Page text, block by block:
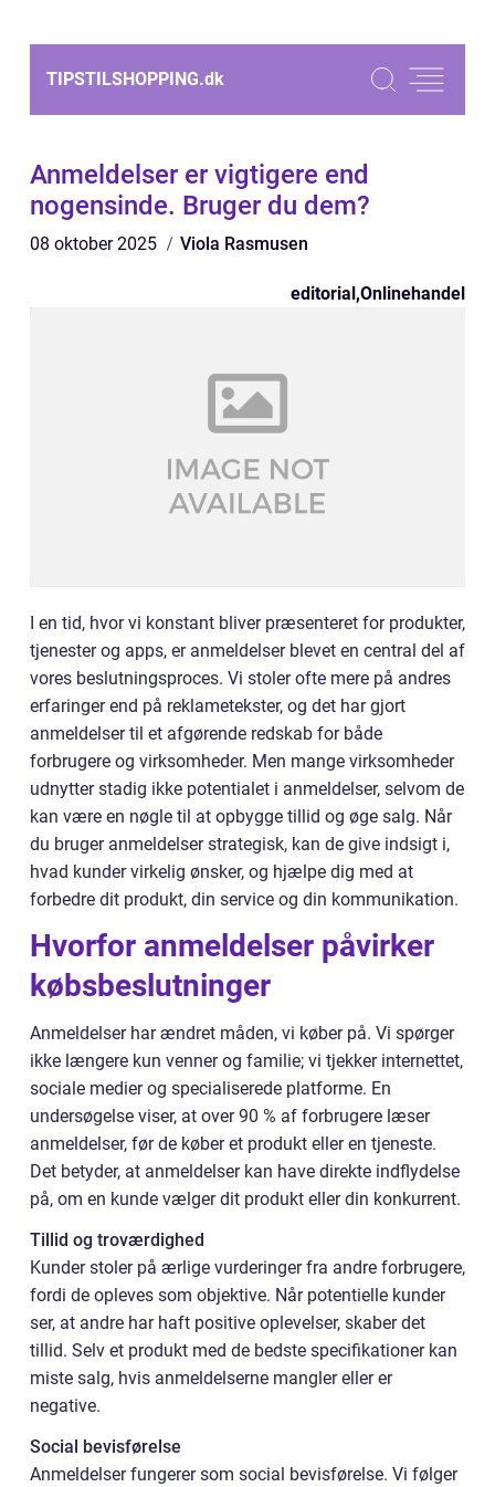
TIPSTILSHOPPING.dk
Anmeldelser er vigtigere end
nogensinde. Bruger du dem?
08 oktober 2025 Viola Rasmusen
editorial,Onlinehandel
I en tid, hvor vi konstant bliver præsenteret for produkter,
tjenester og apps, er anmeldelser blevet en central del af
vores beslutningsproces. Vi stoler ofte mere på andres
erfaringer end på reklametekster, og det har gjort
anmeldelser til et afgørende redskab for både
forbrugere og virksomheder. Men mange virksomheder
udnytter stadig ikke potentialet i anmeldelser, selvom de
kan være en nøgle til at opbygge tillid og øge salg. Når
du bruger anmeldelser strategisk, kan de give indsigt i,
hvad kunder virkelig ønsker, og hjælpe dig med at
forbedre dit produkt, din service og din kommunikation.
Hvorfor anmeldelser påvirker
købsbeslutninger
Anmeldelser har ændret måden, vi køber på. Vi spørger
ikke længere kun venner og familie; vi tjekker internettet,
sociale medier og specialiserede platforme. En
undersøgelse viser, at over 90 % af forbrugere læser
anmeldelser, før de køber et produkt eller en tjeneste.
Det betyder, at anmeldelser kan have direkte indflydelse
på, om en kunde vælger dit produkt eller din konkurrent.
Tillid og troværdighed
Kunder stoler på ærlige vurderinger fra andre forbrugere,
fordi de opleves som objektive. Når potentielle kunder
ser, at andre har haft positive oplevelser, skaber det
tillid. Selv et produkt med de bedste specifikationer kan
miste salg, hvis anmeldelserne mangler eller er
negative.
Social bevisførelse
Anmeldelser fungerer som social bevisførelse. Vi følger